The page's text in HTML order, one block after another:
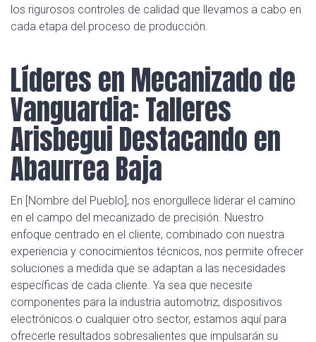
los rigurosos controles de calidad que llevamos a cabo en
cada etapa del proceso de producción.
Líderes en Mecanizado de
Vanguardia: Talleres
Arisbegui Destacando en
Abaurrea Baja
En [Nombre del Pueblo], nos enorgullece liderar el camino
en el campo del mecanizado de precisión. Nuestro
enfoque centrado en el cliente, combinado con nuestra
experiencia y conocimientos técnicos, nos permite ofrecer
soluciones a medida que se adaptan a las necesidades
específicas de cada cliente. Ya sea que necesite
componentes para la industria automotriz, dispositivos
electrónicos o cualquier otro sector, estamos aquí para
ofrecerle resultados sobresalientes que impulsarán su